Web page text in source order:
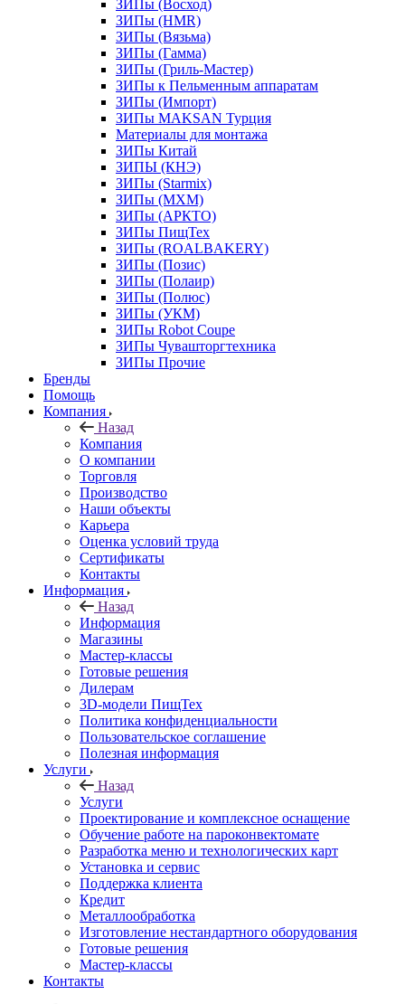
ЗИПы (Восход)
ЗИПы (HMR)
ЗИПы (Вязьма)
ЗИПы (Гамма)
ЗИПы (Гриль-Мастер)
ЗИПы к Пельменным аппаратам
ЗИПы (Импорт)
ЗИПы MAKSAN Турция
Материалы для монтажа
ЗИПы Китай
ЗИПЫ (КНЭ)
ЗИПы (Starmix)
ЗИПы (МХМ)
ЗИПы (АРКТО)
ЗИПы ПищТех
ЗИПы (ROALBAKERY)
ЗИПы (Позис)
ЗИПы (Полаир)
ЗИПы (Полюс)
ЗИПы (УКМ)
ЗИПы Robot Coupe
ЗИПы Чувашторгтехника
ЗИПы Прочие
Бренды
Помощь
Компания
Назад
Компания
О компании
Торговля
Производство
Наши объекты
Карьера
Оценка условий труда
Сертификаты
Контакты
Информация
Назад
Информация
Магазины
Мастер-классы
Готовые решения
Дилерам
3D-модели ПищТех
Политика конфиденциальности
Пользовательское соглашение
Полезная информация
Услуги
Назад
Услуги
Проектирование и комплексное оснащение
Обучение работе на пароконвектомате
Разработка меню и технологических карт
Установка и сервис
Поддержка клиента
Кредит
Металлообработка
Изготовление нестандартного оборудования
Готовые решения
Мастер-классы
Контакты